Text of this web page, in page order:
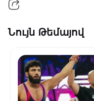
Նույն Թեմայով